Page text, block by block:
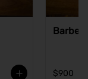
$900